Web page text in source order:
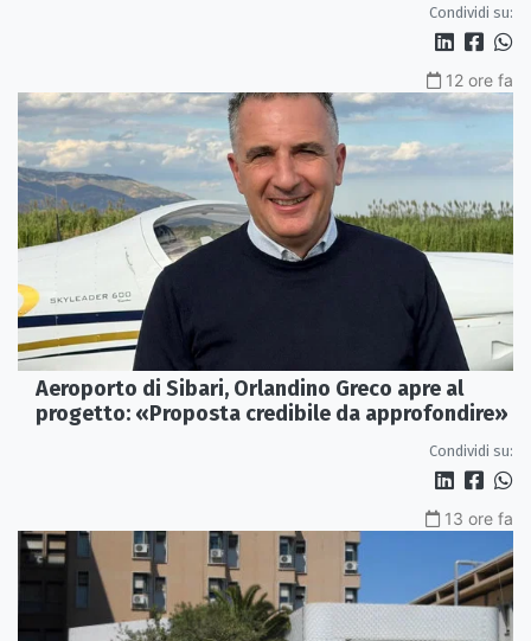
Condividi su:
12 ore fa
Aeroporto di Sibari, Orlandino Greco apre al
progetto: «Proposta credibile da approfondire»
Condividi su:
13 ore fa